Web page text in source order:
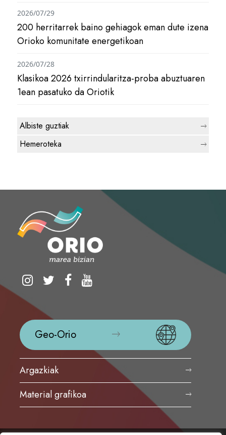
200 herritarrek baino gehiagok eman dute izena
Orioko komunitate energetikoan
2026/07/29
Klasikoa 2026 txirrindularitza-proba abuztuaren
1ean pasatuko da Oriotik
2026/07/28
Albiste guztiak
Hemeroteka
Geo-Orio
Argazkiak
Material grafikoa